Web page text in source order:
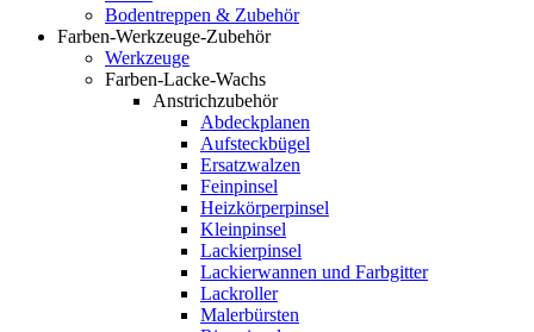
Bodentreppen & Zubehör
Farben-Werkzeuge-Zubehör
Werkzeuge
Farben-Lacke-Wachs
Anstrichzubehör
Abdeckplanen
Aufsteckbügel
Ersatzwalzen
Feinpinsel
Heizkörperpinsel
Kleinpinsel
Lackierpinsel
Lackierwannen und Farbgitter
Lackroller
Malerbürsten